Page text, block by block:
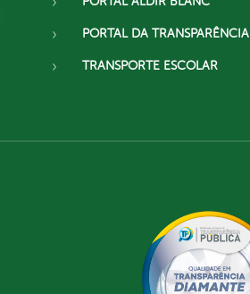
PORTAL DA TRANSPARÊNCIA
TRANSPORTE ESCOLAR